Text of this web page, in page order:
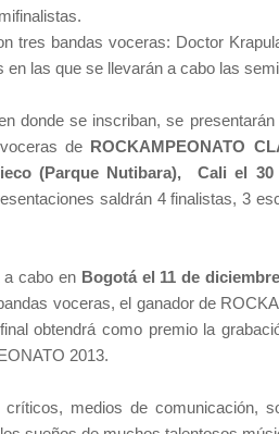
tres bandas voceras: Doctor
en las que se llevarán a cabo las
donde se inscriban, se
de ROCKAMPEONATO
(Parque Nutibara),
Cali el 30
saldrán 4 finalistas, 3
a cabo en Bogotá el 11 de
voceras, el ganador de
obtendrá como premio la
2013.
medios de comunicación,